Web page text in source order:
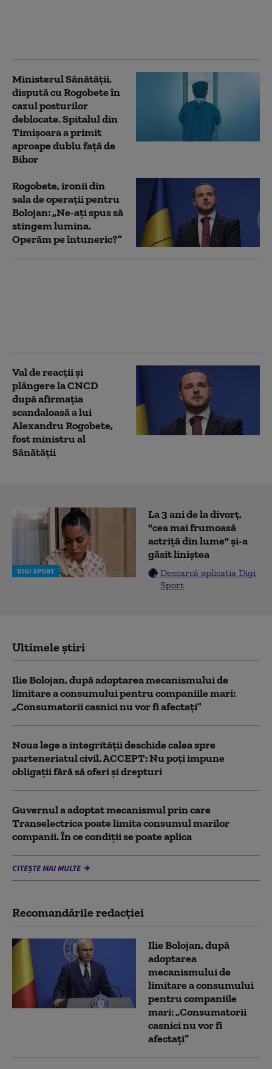
Ministerul Sănătății,
dispută cu Rogobete în
cazul posturilor
deblocate. Spitalul din
Timișoara a primit
aproape dublu față de
Bihor
Rogobete, ironii din
sala de operații pentru
Bolojan: „Ne-ați spus să
stingem lumina.
Operăm pe întuneric?”
Val de reacții și
plângere la CNCD
după afirmația
scandaloasă a lui
Alexandru Rogobete,
fost ministru al
Sănătății
DIGI SPORT
La 3 ani de la divorț,
"cea mai frumoasă
actriță din lume" și-a
găsit liniștea
Descarcă aplicația Digi
Sport
Ultimele știri
Ilie Bolojan, după adoptarea mecanismului de
limitare a consumului pentru companiile mari:
„Consumatorii casnici nu vor fi afectați”
Noua lege a integrității deschide calea spre
parteneriatul civil. ACCEPT: Nu poți impune
obligații fără să oferi și drepturi
Guvernul a adoptat mecanismul prin care
Transelectrica poate limita consumul marilor
companii. În ce condiții se poate aplica
CITEȘTE MAI MULTE
Recomandările redacţiei
Ilie Bolojan, după
adoptarea
mecanismului de
limitare a consumului
pentru companiile
mari: „Consumatorii
casnici nu vor fi
afectați”